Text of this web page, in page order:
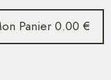
Panier 0.00 €